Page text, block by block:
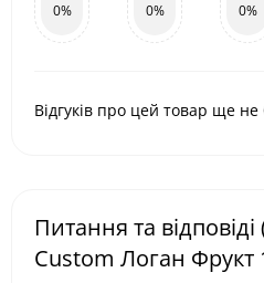
0% 0% 0%
Відгуків про цей товар ще не
Питання та
Custom Логан Фрукт